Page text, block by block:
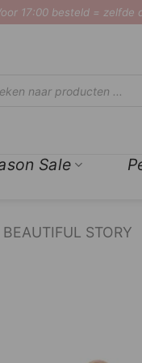
17:00 besteld = zelfde
Sale
BEAUTIFUL STORY